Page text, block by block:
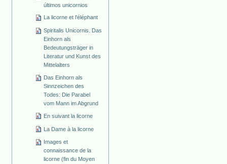
últimos unicornios
La licorne et l'éléphant
Spiritalis Unicornis. Das
Einhorn als
Bedeutungsträger in
Literatur und Kunst des
Mittelalters
Das Einhorn als
Sinnzeichen des
Todes: Die Parabel
vom Mann im Abgrund
En suivant la licorne
La Dame à la licorne
Images et
connaissance de la
licorne (fin du Moyen